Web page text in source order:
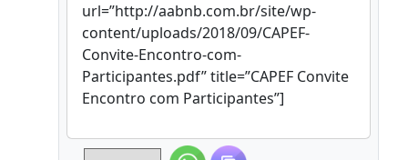
url=”http://aabnb.com.br/site/wp-
content/uploads/2018/09/CAPEF-
Convite-Encontro-com-
Participantes.pdf” title=”CAPEF Convite
Encontro com Participantes”]